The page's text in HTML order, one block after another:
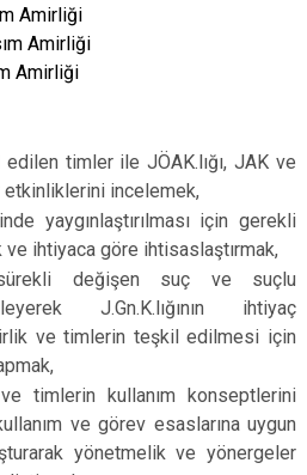
Amirliği
Amirliği
Amirliği
timler ile JÖAK.lığı, JAK ve
incelemek,
yaygınlaştırılması için gerekli
ihtiyaca göre ihtisaslaştırmak,
değişen suç ve suçlu
J.Gn.K.lığının ihtiyaç
ve timlerin teşkil edilmesi için
timlerin kullanım konseptlerini
ve görev esaslarına uygun
yönetmelik ve yönergeler